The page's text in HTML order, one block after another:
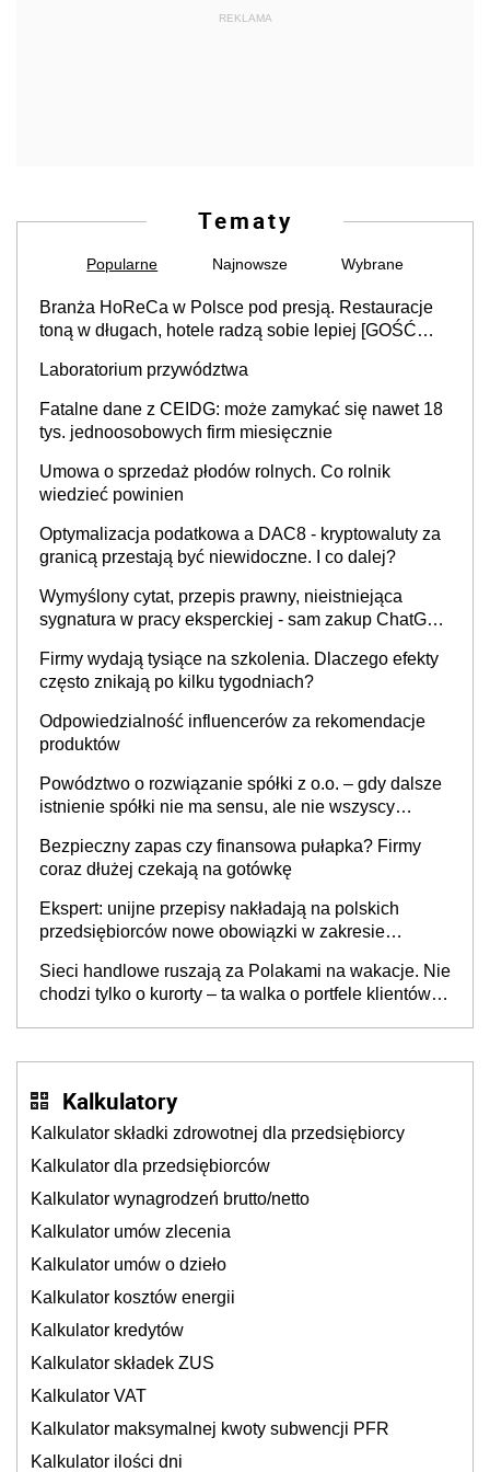
REKLAMA
Tematy
Popularne Najnowsze Wybrane
Branża HoReCa w Polsce pod presją. Restauracje
toną w długach, hotele radzą sobie lepiej [GOŚĆ
Laboratorium przywództwa
Fatalne dane z CEIDG: może zamykać się nawet 18
tys. jednoosobowych firm miesięcznie
Umowa o sprzedaż płodów rolnych. Co rolnik
wiedzieć powinien
Optymalizacja podatkowa a DAC8 - kryptowaluty za
granicą przestają być niewidoczne. I co dalej?
Wymyślony cytat, przepis prawny, nieistniejąca
sygnatura w pracy eksperckiej - sam zakup ChatGPT
Firmy wydają tysiące na szkolenia. Dlaczego efekty
często znikają po kilku tygodniach?
Odpowiedzialność influencerów za rekomendacje
produktów
Powództwo o rozwiązanie spółki z o.o. – gdy dalsze
istnienie spółki nie ma sensu, ale nie wszyscy
Bezpieczny zapas czy finansowa pułapka? Firmy
coraz dłużej czekają na gotówkę
Ekspert: unijne przepisy nakładają na polskich
przedsiębiorców nowe obowiązki w zakresie
Sieci handlowe ruszają za Polakami na wakacje. Nie
chodzi tylko o kurorty – ta walka o portfele klientów
Kalkulatory
Kalkulator składki zdrowotnej dla przedsiębiorcy
Kalkulator dla przedsiębiorców
Kalkulator wynagrodzeń brutto/netto
Kalkulator umów zlecenia
Kalkulator umów o dzieło
Kalkulator kosztów energii
Kalkulator kredytów
Kalkulator składek ZUS
Kalkulator VAT
Kalkulator maksymalnej kwoty subwencji PFR
Kalkulator ilości dni